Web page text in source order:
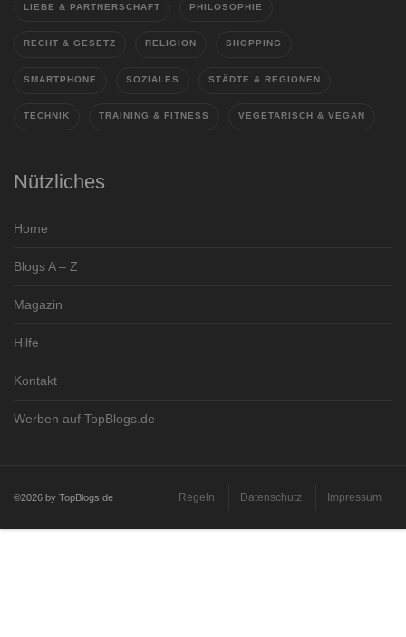
LIEBE & PARTNERSCHAFT PHILOSOPHIE
RECHT & GESETZ RELIGION SHOPPING
SMARTPHONE SOZIALES STÄDTE & REGIONEN
TECHNIK TRAINING & FITNESS VEGETARISCH & VEGAN
Nützliches
Home
Blogs A – Z
Magazin
Hilfe
Kontakt
Werben auf TopBlogs.de
©2026 by TopBlogs.de Regeln Datenschutz Impressum